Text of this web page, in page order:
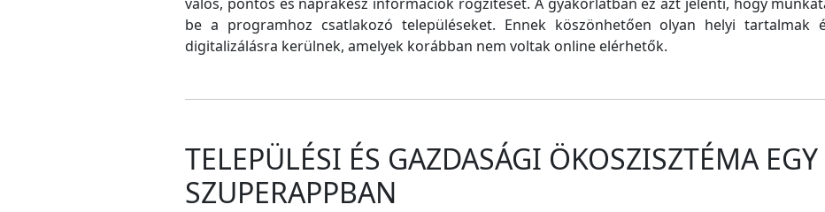
be a programhoz csatlakozó településeket. Ennek köszönhetően olyan helyi tartalmak
digitalizálásra kerülnek, amelyek korábban nem voltak online elérhetők.
TELEPÜLÉSI ÉS GAZDASÁGI ÖKOSZISZTÉMA EGY
SZUPERAPPBAN